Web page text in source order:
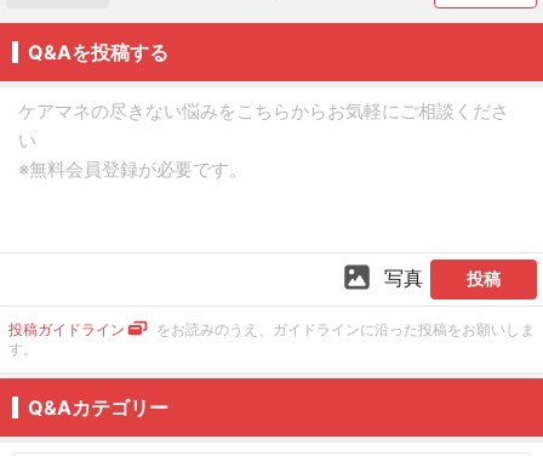
Q&Aを投稿する
写真 投稿
投稿ガイドライン
をお読みのうえ、ガイドラインに沿った投稿をお願いしま
す。
Q&Aカテゴリー